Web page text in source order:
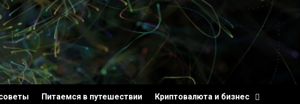
Питаемся в путешествии Криптовалюта и бизнес